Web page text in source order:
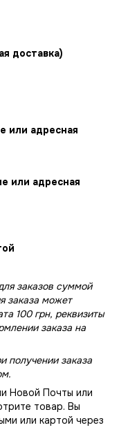
доставка)
или адресная
или адресная
заказов суммой
заказа может
100 грн, реквизиты
заказа на
получении заказа
Новой Почты или
товар. Вы
или картой через